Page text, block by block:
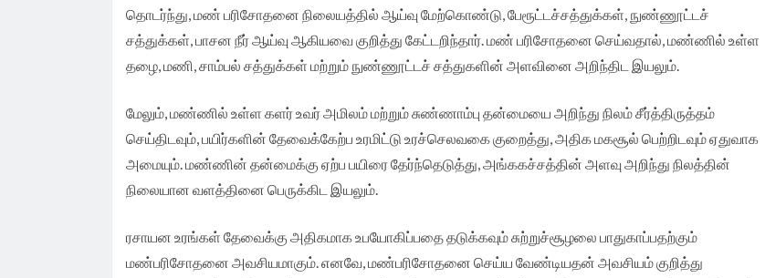
தொடர்ந்து, மண் பரிசோதனை நிலையத்தில் ஆய்வு மேற்கொண்டு, பேரூட்டச்சத்துக்கள், நுண்ணூட்டச்
சத்துக்கள், பாசன நீர் ஆய்வு ஆகியவை குறித்து கேட்டறிந்தார். மண் பரிசோதனை செய்வதால், மண்ணில் உள்ள
தழை, மணி, சாம்பல் சத்துக்கள் மற்றும் நுண்ணூட்டச் சத்துகளின் அளவினை அறிந்திட இயலும்.
மேலும், மண்ணில் உள்ள களர் உவர் அமிலம் மற்றும் சுண்ணாம்பு தன்மையை அறிந்து நிலம் சீர்த்திருத்தம்
செய்திடவும், பயிர்களின் தேவைக்கேற்ப உரமிட்டு உரச்செலவகை குறைத்து, அதிக மகசூல் பெற்றிடவும் ஏதுவாக
அமையும். மண்ணின் தன்மைக்கு ஏற்ப பயிரை தேர்ந்தெடுத்து, அங்ககச்சத்தின் அளவு அறிந்து நிலத்தின்
நிலையான வளத்தினை பெருக்கிட இயலும்.
ரசாயன உரங்கள் தேவைக்கு அதிகமாக உபயோகிப்பதை தடுக்கவும் சுற்றுச்சூழலை பாதுகாப்பதற்கும்
மண்பரிசோதனை அவசியமாகும். எனவே, மண்பரிசோதனை செய்ய வேண்டியதன் அவசியம் குறித்து